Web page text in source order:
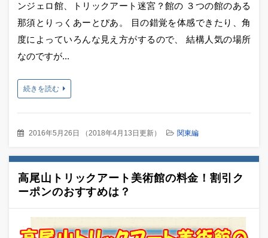
ンジェロ館、トリックアート迷宮？館の ３つの館のある
那須とりっくあーとぴあ。 目の錯覚を体感できたり、角
度によっていろんな見え方がするので、 結構人気の場所
なのですが...
続きを読む
2016年5月26日 （2018年4月13日更新） 関東編
高尾山トリックアート美術館の料金！割引ク
ーポンのおすすめは？